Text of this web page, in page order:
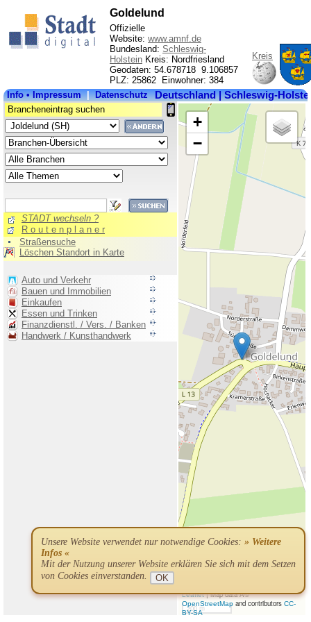
Goldelund
Offizielle
Website: www.amnf.de
Bundesland: Schleswig-
Holstein Kreis: Nordfriesland
Geodaten: 54.678718 9.106857
PLZ: 25862 Einwohner: 384
Kreis
Unsere Website verwendet nur notwendige Cookies: » Weitere
Infos «
Mit der Nutzung unserer Website erklären Sie sich mit dem Setzen
von Cookies einverstanden.
OK